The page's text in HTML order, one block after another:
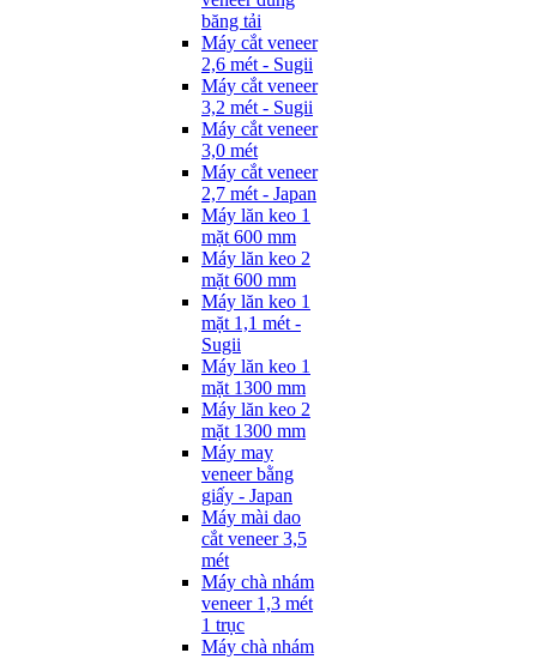
băng tải
Máy cắt veneer
2,6 mét - Sugii
Máy cắt veneer
3,2 mét - Sugii
Máy cắt veneer
3,0 mét
Máy cắt veneer
2,7 mét - Japan
Máy lăn keo 1
mặt 600 mm
Máy lăn keo 2
mặt 600 mm
Máy lăn keo 1
mặt 1,1 mét -
Sugii
Máy lăn keo 1
mặt 1300 mm
Máy lăn keo 2
mặt 1300 mm
Máy may
veneer bằng
giấy - Japan
Máy mài dao
cắt veneer 3,5
mét
Máy chà nhám
veneer 1,3 mét
1 trục
Máy chà nhám